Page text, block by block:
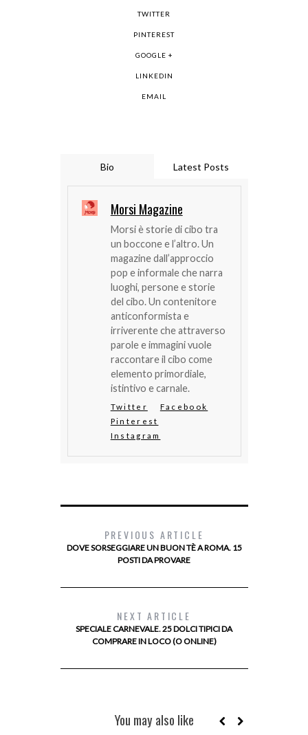
TWITTER
PINTEREST
GOOGLE +
LINKEDIN
EMAIL
Bio Latest Posts
Morsi Magazine
Morsi è storie di cibo tra
un boccone e l’altro. Un
magazine dall’approccio
pop e informale che narra
luoghi, persone e storie
del cibo. Un contenitore
anticonformista e
irriverente che attraverso
parole e immagini vuole
raccontare il cibo come
elemento primordiale,
istintivo e carnale.
Twitter
Facebook
Pinterest
Instagram
PREVIOUS ARTICLE
DOVE SORSEGGIARE UN BUON TÈ A ROMA. 15
POSTI DA PROVARE
NEXT ARTICLE
SPECIALE CARNEVALE. 25 DOLCI TIPICI DA
COMPRARE IN LOCO (O ONLINE)
You may also like